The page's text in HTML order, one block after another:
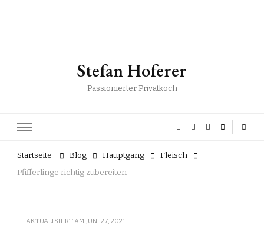
Stefan Hoferer
Passionierter Privatkoch
Startseite Blog Hauptgang
Fleisch
Pfifferlinge richtig zubereiten
AKTUALISIERT AM JUNI 27, 2021